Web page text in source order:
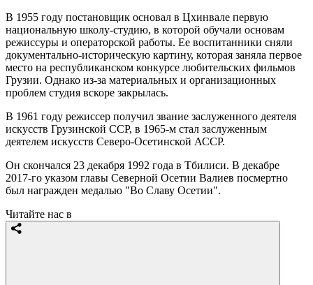
В 1955 году постановщик основал в Цхинвале первую
национальную школу-студию, в которой обучали основам
режиссуры и операторской работы. Ее воспитанники сняли
документально-историческую картину, которая заняла первое
место на республиканском конкурсе любительских фильмов
Грузии. Однако из-за материальных и организационных
проблем студия вскоре закрылась.
В 1961 году режиссер получил звание заслуженного деятеля
искусств Грузинской ССР, в 1965-м стал заслуженным
деятелем искусств Северо-Осетинской АССР.
Он скончался 23 декабря 1992 года в Тбилиси. В декабре
2017-го указом главы Северной Осетии Валиев посмертно
был награжден медалью "Во Славу Осетии".
Читайте нас в